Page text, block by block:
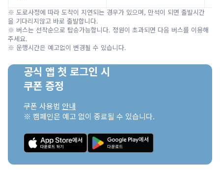
※ 도로사정에 따라 도착이 지연되는 경우가 있으며, 만석이 되면 출발시간
을 기다리지않고 바로 출발합니다.
※ 버스는 선착순으로 탑승가능합니다. 정원이 초과되면 다음 버스를 이용해
주세요.
※ 운행시간은 예고없이 변경될 수 있습니다.
공식 앱 첫 로그인 시
쿠폰 증정
쿠폰 사용법 안내
※ 캠페인은 예고 없이 종료될 수 있습니다.